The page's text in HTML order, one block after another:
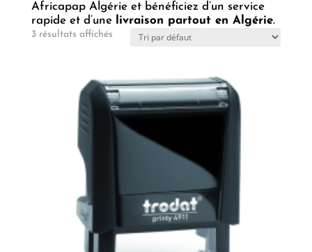
Africapap Algérie et bénéficiez d’un service
rapide et d’une
livraison partout en Algérie.
3 résultats affichés